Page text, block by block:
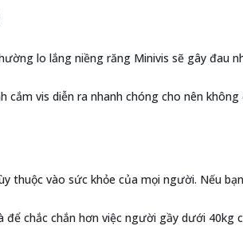
lo lắng niềng răng Minivis sẽ gây đau
vis diễn ra nhanh chóng cho nên không
thuộc vào sức khỏe của mọi người. Nếu
chắc chắn hơn việc người gầy dưới 40kg